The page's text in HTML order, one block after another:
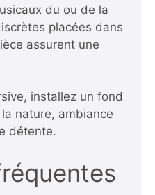
du ou de la
placées dans
assurent une
installez un fond
nature, ambiance
détente.